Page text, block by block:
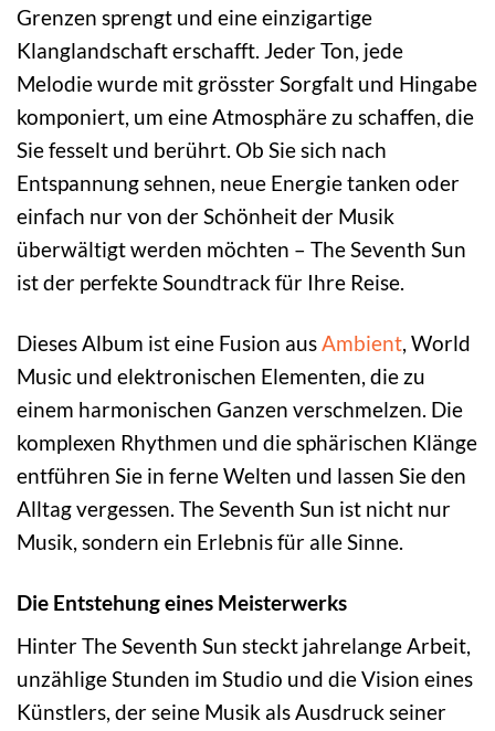
Grenzen sprengt und eine einzigartige
Klanglandschaft erschafft. Jeder Ton, jede
Melodie wurde mit grösster Sorgfalt und Hingabe
komponiert, um eine Atmosphäre zu schaffen, die
Sie fesselt und berührt. Ob Sie sich nach
Entspannung sehnen, neue Energie tanken oder
einfach nur von der Schönheit der Musik
überwältigt werden möchten – The Seventh Sun
ist der perfekte Soundtrack für Ihre Reise.
Dieses Album ist eine Fusion ausAmbient, World
Music und elektronischen Elementen, die zu
einem harmonischen Ganzen verschmelzen. Die
komplexen Rhythmen und die sphärischen Klänge
entführen Sie in ferne Welten und lassen Sie den
Alltag vergessen. The Seventh Sun ist nicht nur
Musik, sondern ein Erlebnis für alle Sinne.
Die Entstehung eines Meisterwerks
Hinter The Seventh Sun steckt jahrelange Arbeit,
unzählige Stunden im Studio und die Vision eines
Künstlers, der seine Musik als Ausdruck seiner